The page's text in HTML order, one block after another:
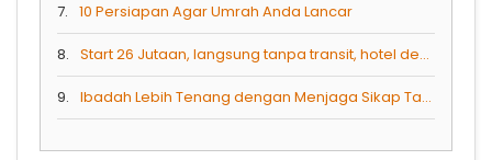
7. 10 Persiapan Agar Umrah Anda Lancar
8. Start 26 Jutaan, langsung tanpa transit, hotel dekat Masjid — kuota Desember terbatas!
9. Ibadah Lebih Tenang dengan Menjaga Sikap Tawadhu Ketika Umrah